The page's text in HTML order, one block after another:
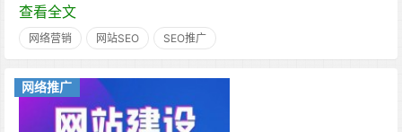
查看全文
网络营销 网站SEO SEO推广
网络推广